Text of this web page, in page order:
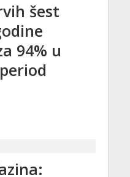
šest
94% u